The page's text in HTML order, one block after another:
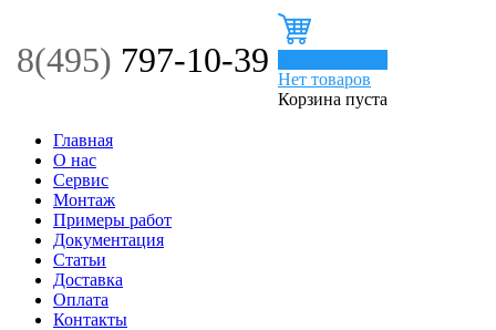
8(495) 797-10-39 Нет товаров
Корзина пуста
Главная
О нас
Сервис
Монтаж
Примеры работ
Документация
Статьи
Доставка
Оплата
Контакты